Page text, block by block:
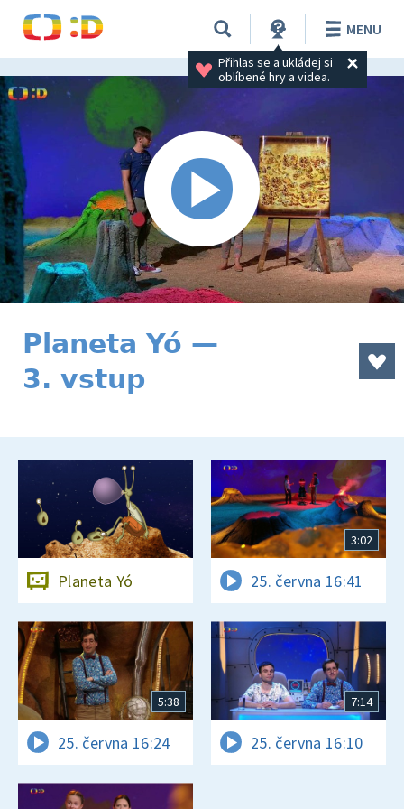
Přihlas se a ukládej si
oblíbené hry a videa.
MENU
Planeta Yó —
3. vstup
Planeta Yó
3:02
25. června 16:41
5:38
25. června 16:24
7:14
25. června 16:10